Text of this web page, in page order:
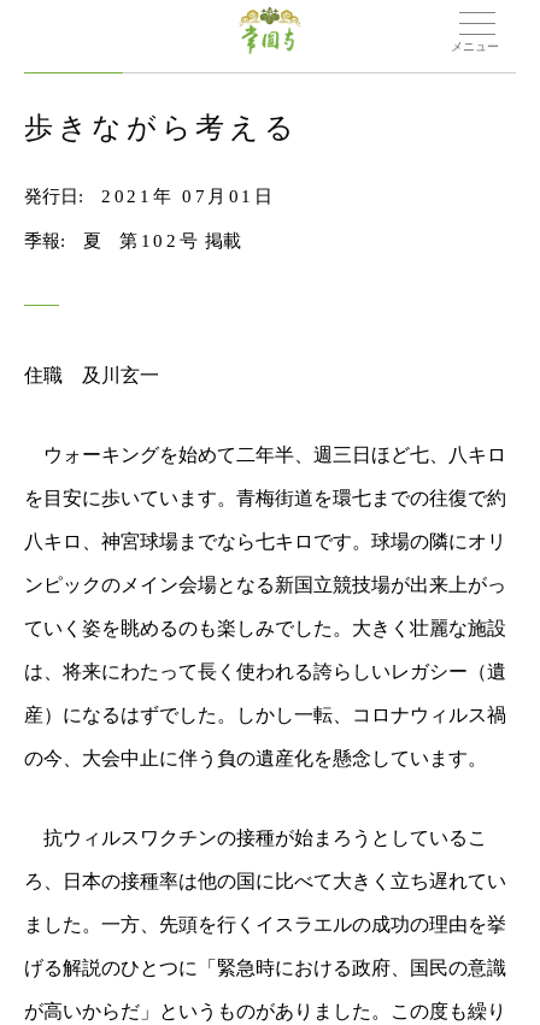
メニュー
歩きながら考える
発行日: 2021年 07月01日
季報: 夏 第102号 掲載
住職 及川玄一
ウォーキングを始めて二年半、週三日ほど七、八キロ
を目安に歩いています。青梅街道を環七までの往復で約
八キロ、神宮球場までなら七キロです。球場の隣にオリ
ンピックのメイン会場となる新国立競技場が出来上がっ
ていく姿を眺めるのも楽しみでした。大きく壮麗な施設
は、将来にわたって長く使われる誇らしいレガシー（遺
産）になるはずでした。しかし一転、コロナウィルス禍
の今、大会中止に伴う負の遺産化を懸念しています。
抗ウィルスワクチンの接種が始まろうとしているこ
ろ、日本の接種率は他の国に比べて大きく立ち遅れてい
ました。一方、先頭を行くイスラエルの成功の理由を挙
げる解説のひとつに「緊急時における政府、国民の意識
が高いからだ」というものがありました。この度も繰り